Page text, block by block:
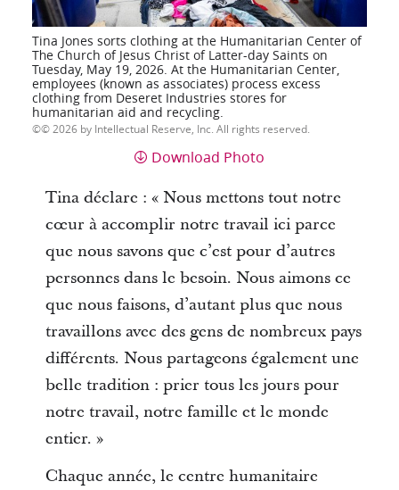
Tina Jones sorts clothing at the Humanitarian Center of
The Church of Jesus Christ of Latter-day Saints on
Tuesday, May 19, 2026. At the Humanitarian Center,
employees (known as associates) process excess
clothing from Deseret Industries stores for
humanitarian aid and recycling.
© 2026 by Intellectual Reserve, Inc. All rights reserved.
Download Photo
Tina déclare : « Nous mettons tout notre
cœur à accomplir notre travail ici parce
que nous savons que c’est pour d’autres
personnes dans le besoin. Nous aimons ce
que nous faisons, d’autant plus que nous
travaillons avec des gens de nombreux pays
différents. Nous partageons également une
belle tradition : prier tous les jours pour
notre travail, notre famille et le monde
entier. »
Chaque année, le centre humanitaire